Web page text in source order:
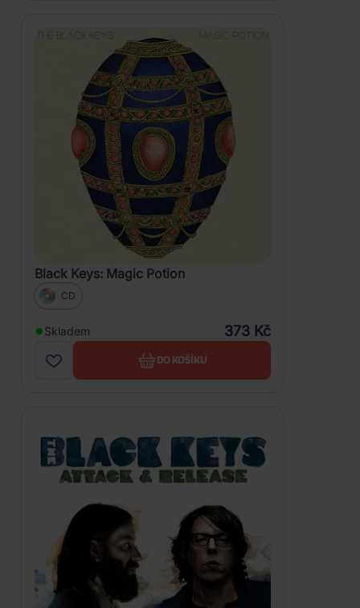
Black Keys: Magic Potion
CD
Skladem 373 Kč
DO KOŠÍKU